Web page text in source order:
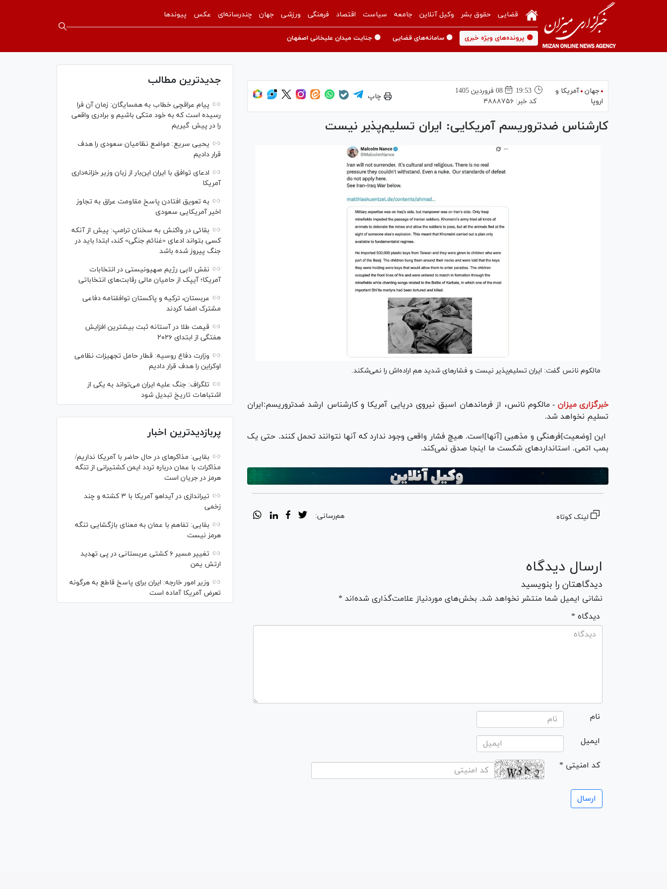
قضایی حقوق بشر وکیل آنلاین جامعه سیاست اقتصاد فرهنگی ورزشی جهان چندرسانه‌ای عکس پیوندها
🟡 پرونده‌های ویژه خبری 🟡 سامانه‌های قضایی 🟡 جنایت میدان علیخانی اصفهان
جهان آمریکا و
اروپا
19:53
08 فروردين 1405
کد خبر: ۴۸۸۸۷۵۶
چاپ
کارشناس ضدتروریسم آمریکایی: ایران تسلیم‌پذیر نیست
مالکوم نانس گفت: ایران تسلیم‌پذیر نیست و فشارهای شدید هم اراده‌اش را نمی‌شکند.
خبرگزاری میزان - مالکوم نانس، از فرماندهان اسبق نیروی دریایی آمریکا و کارشناس ارشد ضدتروریسم:ایران
تسلیم نخواهد شد.
این [وضعیت]فرهنگی و مذهبی [آنها]است. هیچ فشار واقعی وجود ندارد که آنها نتوانند تحمل کنند. حتی یک
بمب اتمی. استاندارد‌های شکست ما اینجا صدق نمی‌کند.
لینک کوتاه هم‌رسانی:
ارسال دیدگاه
دیدگاهتان را بنویسید
نشانی ایمیل شما منتشر نخواهد شد. بخش‌های موردنیاز علامت‌گذاری شده‌اند *
* دیدگاه
نام
ایمیل
* کد امنیتی
جدیدترین مطالب
پیام عراقچی خطاب به همسایگان: زمان آن فرا
رسیده است که به خود متکی باشیم و برادری واقعی
را در پیش گیریم
یحیی سریع: مواضع نظامیان سعودی را هدف
قرار دادیم
ادعای توافق با ایران این‌بار از زبان وزیر خزانه‌داری
آمریکا
به تعویق افتادن پاسخ مقاومت عراق به تجاوز
اخیر آمریکایی سعودی
بقائی در واکنش به سخنان ترامپ: پیش از آنکه
کسی بتواند ادعای «غنائم جنگی» کند، ابتدا باید در
جنگ پیروز شده باشد
نقش لابی رژیم صهیونیستی در انتخابات
آمریکا؛ آیپک از حامیان مالی رقابت‌های انتخاباتی
عربستان، ترکیه و پاکستان توافقنامه دفاعی
مشترک امضا کردند
قیمت طلا در آستانه ثبت بیشترین افزایش
هفتگی از ابتدای ۲۰۲۶
وزارت دفاع روسیه: قطار حامل تجهیزات نظامی
اوکراین را هدف قرار دادیم
تلگراف: جنگ علیه ایران می‌تواند به یکی از
اشتباهات تاریخ تبدیل شود
پربازدیدترین اخبار
بقایی: مذاکره‎ای در حال حاضر با آمریکا نداریم/
مذاکرات با عمان درباره تردد ایمن کشتیرانی از تنگه
هرمز در جریان است
تیراندازی در آیداهو آمریکا با ۳ کشته و چند
زخمی
بقایی: تفاهم با عمان به معنای بازگشایی تنگه
هرمز نیست
تغییر مسیر ۶ کشتی عربستانی در پی تهدید
ارتش یمن
وزیر امور خارجه: ایران برای پاسخ قاطع به هرگونه
تعرض آمریکا آماده است